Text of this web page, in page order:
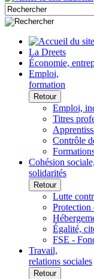
La Dreets
Économie,
Emploi,
formation
Retour
Emploi,
Titres
Contrôle
Cohésion sociale,
solidarités
Retour
Lutte
Protection
Égalité,
FSE -
Travail,
relations sociales
Retour